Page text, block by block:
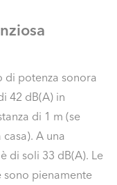
di potenza sonora
42 dB(A) in
di 1 m (se
A una
di soli 33 dB(A). Le
pienamente